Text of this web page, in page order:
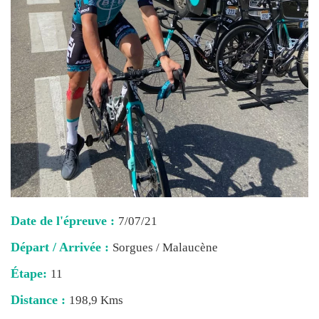
Date de l'épreuve : 7/07/21
Départ / Arrivée : Sorgues / Malaucène
Étape: 11
Distance : 198,9 Kms